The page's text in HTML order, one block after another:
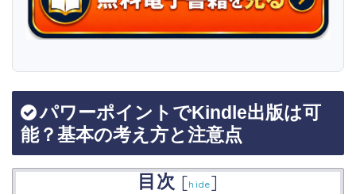
パワーポイントでKindle出版は可
能？基本の考え方と注意点
目次 [hide]